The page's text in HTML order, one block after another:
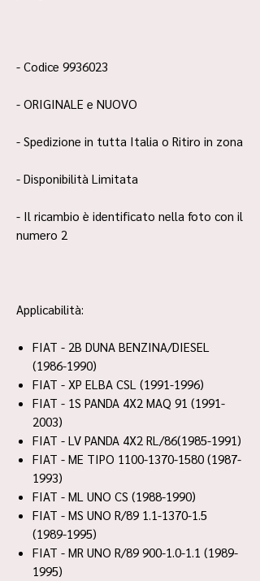
- Codice 9936023
- ORIGINALE e NUOVO
- Spedizione in tutta Italia o Ritiro in zona
- Disponibilità Limitata
- Il ricambio è identificato nella foto con il
numero 2
Applicabilità:
FIAT - 2B DUNA BENZINA/DIESEL
(1986-1990)
FIAT - XP ELBA CSL (1991-1996)
FIAT - 1S PANDA 4X2 MAQ 91 (1991-
2003)
FIAT - LV PANDA 4X2 RL/86(1985-1991)
FIAT - ME TIPO 1100-1370-1580 (1987-
1993)
FIAT - ML UNO CS (1988-1990)
FIAT - MS UNO R/89 1.1-1370-1.5
(1989-1995)
FIAT - MR UNO R/89 900-1.0-1.1 (1989-
1995)